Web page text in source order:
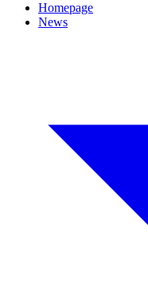
Homepage
News